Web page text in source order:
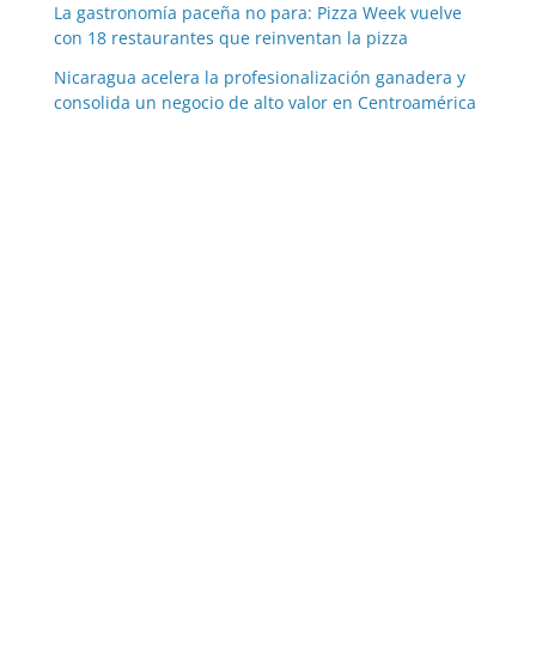
La gastronomía paceña no para: Pizza Week vuelve
con 18 restaurantes que reinventan la pizza
Nicaragua acelera la profesionalización ganadera y
consolida un negocio de alto valor en Centroamérica